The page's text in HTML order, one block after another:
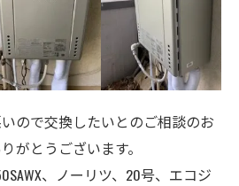
ので交換したいとのご相談のお
がとうございます。
、ノーリツ、20号、エコジ